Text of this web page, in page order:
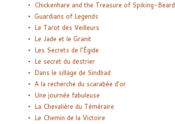
Chickenhare and the Treasure of Spiking-Beard
Guardians of Legends
Le Tarot des Veilleurs
Le Jade et le Granit
Les Secrets de l’Égide
Le secret du destrier
Dans le sillage de Sindbad
A la recherche du scarabée d’or
Une journée fabuleuse
La Chevalière du Téméraire
Le Chemin de la Victoire